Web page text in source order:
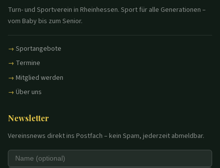
Turn- und Sportverein in Rheinhessen. Sport für alle Generationen –
vom Baby bis zum Senior.
Sportangebote
Termine
Mitglied werden
Über uns
Newsletter
Vereinsnews direkt ins Postfach – kein Spam, jederzeit abmeldbar.